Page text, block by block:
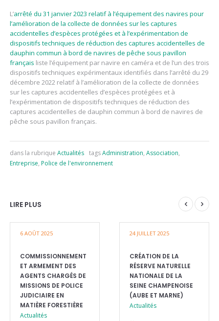
L’arrêté du 31 janvier 2023 relatif à l’équipement des navires pour
l’amélioration de la collecte de données sur les captures
accidentelles d’espèces protégées et à l’expérimentation de
dispositifs techniques de réduction des captures accidentelles de
dauphin commun à bord de navires de pêche sous pavillon
français liste l’équipement par navire en caméra et de l’un des trois
dispositifs techniques expérimentaux identifiés dans l’arrêté du 29
décembre 2022 relatif à l’amélioration de la collecte de données
sur les captures accidentelles d’espèces protégées et à
l’expérimentation de dispositifs techniques de réduction des
captures accidentelles de dauphin commun à bord de navires de
pêche sous pavillon français.
dans la rubrique Actualités tagsAdministration, Association,
Entreprise, Police de l'environnement
LIRE PLUS
6 AOÛT 2025
COMMISSIONNEMENT
ET ARMEMENT DES
AGENTS CHARGÉS DE
MISSIONS DE POLICE
JUDICIAIRE EN
MATIÈRE FORESTIÈRE
Actualités
24 JUILLET 2025
CRÉATION DE LA
RÉSERVE NATURELLE
NATIONALE DE LA
SEINE CHAMPENOISE
(AUBE ET MARNE)
Actualités